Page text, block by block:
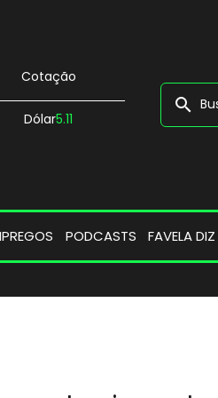
Cotação
Dólar5.11
search
PODCASTS FAVELA DIZ